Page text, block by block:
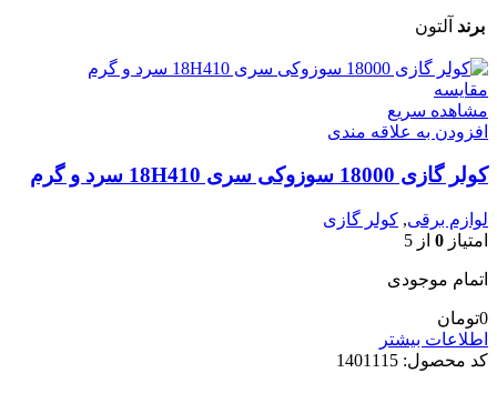
برند آلتون
مقایسه
مشاهده سریع
افزودن به علاقه مندی
کولر گازی 18000 سوزوکی سری 18H410 سرد و گرم
لوازم برقی, کولر گازی
امتیاز 0 از 5
اتمام موجودی
0تومان
اطلاعات بیشتر
کد محصول: 1401115